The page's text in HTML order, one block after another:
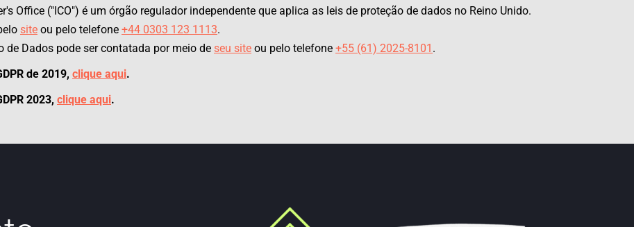
Office ("ICO") é um órgão regulador independente que aplica as leis de proteção de dados no Reino Unido.
site ou pelo telefone +44 0303 123 1113.
de Dados pode ser contatada por meio de seu site ou pelo telefone +55 (61) 2025-8101 .
de 2019, clique aqui.
2023, clique aqui.